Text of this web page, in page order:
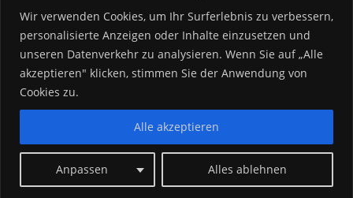
Wir verwenden Cookies, um Ihr Surferlebnis zu verbessern,
personalisierte Anzeigen oder Inhalte einzusetzen und
unseren Datenverkehr zu analysieren. Wenn Sie auf „Alle
akzeptieren" klicken, stimmen Sie der Anwendung von
Cookies zu.
Anpassen Alles ablehnen
Alle akzeptieren
Umzug von oder nach Leipzig
Umzug von oder nach Rostock
Umzug von oder nach Düsseldorf